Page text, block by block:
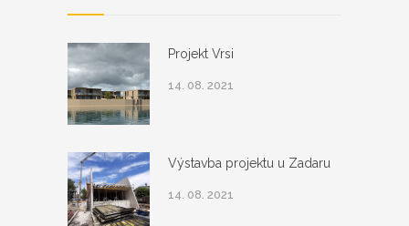
Projekt Vrsi
14. 08. 2021
Výstavba projektu u Zadaru
14. 08. 2021